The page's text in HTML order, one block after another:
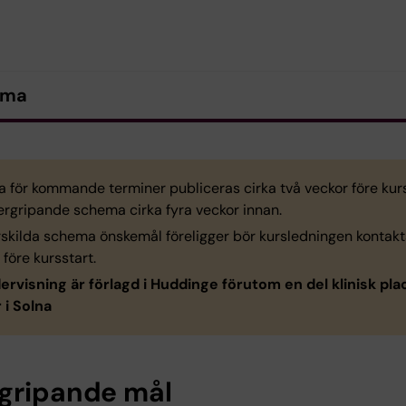
för kommande terminer publiceras cirka två veckor före
schema cirka fyra veckor innan.
schema önskemål föreligger bör kursledningen
kursstart.
är förlagd i Huddinge förutom en del klinisk
i Solna
mål